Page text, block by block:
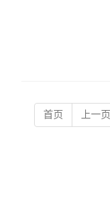
首页 上一页